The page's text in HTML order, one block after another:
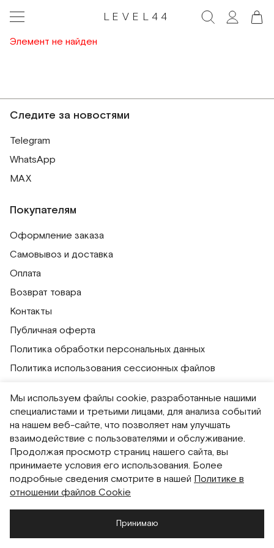
LEVEL44
Элемент не найден
Следите за новостями
Telegram
WhatsApp
MAX
Покупателям
Оформление заказа
Самовывоз и доставка
Оплата
Возврат товара
Контакты
Публичная оферта
Политика обработки персональных данных
Политика использования сессионных файлов
Согласие на обработку персональных данных
Система привилегий
Русский English
Мы используем файлы cookie, разработанные нашими
специалистами и третьими лицами, для анализа событий
на нашем веб-сайте, что позволяет нам улучшать
взаимодействие с пользователями и обслуживание.
Продолжая просмотр страниц нашего сайта, вы
принимаете условия его использования. Более
подробные сведения смотрите в нашей Политике в
отношении файлов Cookie
Принимаю